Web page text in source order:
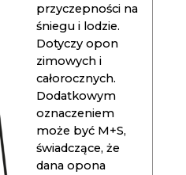
przyczepności na
śniegu i lodzie.
Dotyczy opon
zimowych i
całorocznych.
Dodatkowym
oznaczeniem
może być M+S,
świadczące, że
dana opona